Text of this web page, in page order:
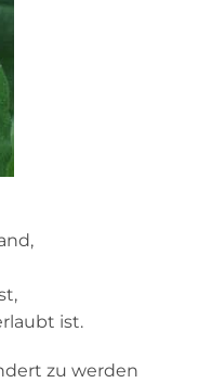
ist.
zu werden